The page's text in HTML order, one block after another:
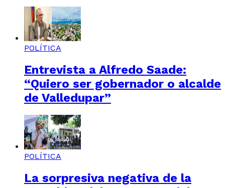
POLÍTICA
Entrevista a Alfredo Saade:
“Quiero ser gobernador o alcalde
de Valledupar”
POLÍTICA
La sorpresiva negativa de la